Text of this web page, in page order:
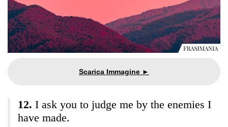
I ask you to judge me by the enemies I
have made.